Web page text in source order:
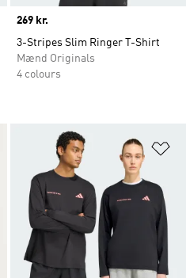
Price
269 kr.
3-Stripes Slim Ringer T-Shirt
Mænd Originals
4 colours
Føj til ønskeliste